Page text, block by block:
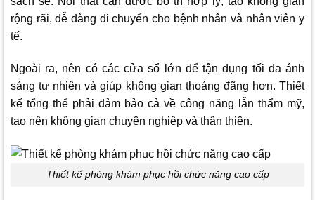
rộng rãi, dễ dàng di chuyển cho bệnh nhân và nhân viên y
tế.
Ngoài ra, nên có các cửa sổ lớn để tận dụng tối đa ánh
sáng tự nhiên và giúp không gian thoáng đãng hơn. Thiết
kế tổng thể phải đảm bảo cả về công năng lẫn thẩm mỹ,
tạo nên không gian chuyên nghiệp và thân thiện.
Thiết kế phòng khám phục hồi chức năng cao cấp